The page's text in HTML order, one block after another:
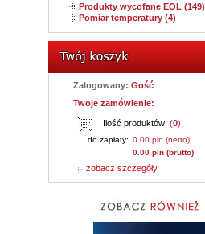
Produkty wycofane EOL (149)
Pomiar temperatury (4)
Zalogowany: Gość
Twoje zamówienie:
Ilość produktów: (0)
do zapłaty: 0.00 pln (netto)
0.00 pln (brutto)
zobacz szczegóły